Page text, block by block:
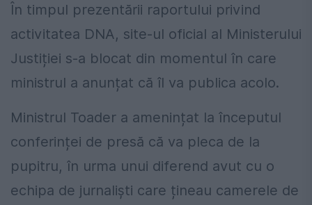
În timpul prezentării raportului privind
activitatea DNA, site-ul oficial al Ministerului
Justiției s-a blocat din momentul în care
ministrul a anunțat că îl va publica acolo.
Ministrul Toader a amenințat la începutul
conferinței de presă că va pleca de la
pupitru, în urma unui diferend avut cu o
echipa de jurnaliști care țineau camerele de